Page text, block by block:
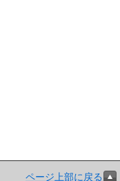
ページ上部に戻る